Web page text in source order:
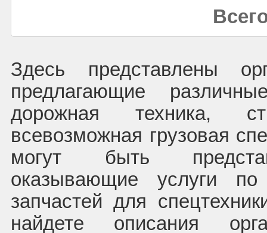
Здесь представлены
предлагающие
дорожная техника,
всевозможная грузовая
могут быть
оказывающие услуги
запчастей для
найдете описания